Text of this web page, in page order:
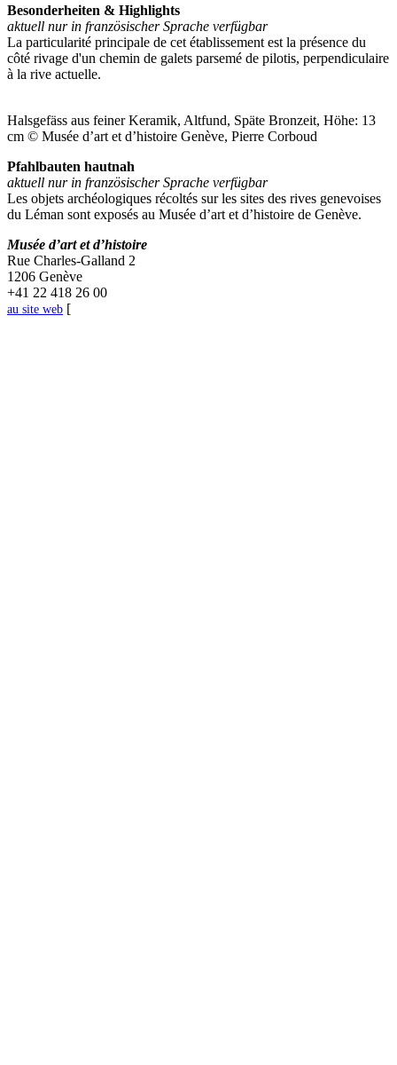
Besonderheiten & Highlights
aktuell nur in französischer Sprache verfügbar
La particularité principale de cet établissement est la présence du
côté rivage d'un chemin de galets parsemé de pilotis, perpendiculaire
à la rive actuelle.
Halsgefäss aus feiner Keramik, Altfund, Späte Bronzeit, Höhe: 13
cm © Musée d’art et d’histoire Genève, Pierre Corboud
Pfahlbauten hautnah
aktuell nur in französischer Sprache verfügbar
Les objets archéologiques récoltés sur les sites des rives genevoises
du Léman sont exposés au Musée d’art et d’histoire de Genève.
Musée d’art et d’histoire
Rue Charles-Galland 2
1206 Genève
+41 22 418 26 00
au site web [